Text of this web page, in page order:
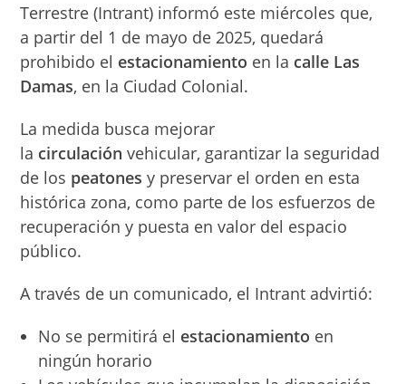
Terrestre (Intrant) informó este miércoles que,
a partir del 1 de mayo de 2025, quedará
prohibido el estacionamiento en la calle Las
Damas, en la Ciudad Colonial.
La medida busca mejorar
la circulación vehicular, garantizar la seguridad
de los peatones y preservar el orden en esta
histórica zona, como parte de los esfuerzos de
recuperación y puesta en valor del espacio
público.
A través de un comunicado, el Intrant advirtió:
No se permitirá el estacionamiento en
ningún horario